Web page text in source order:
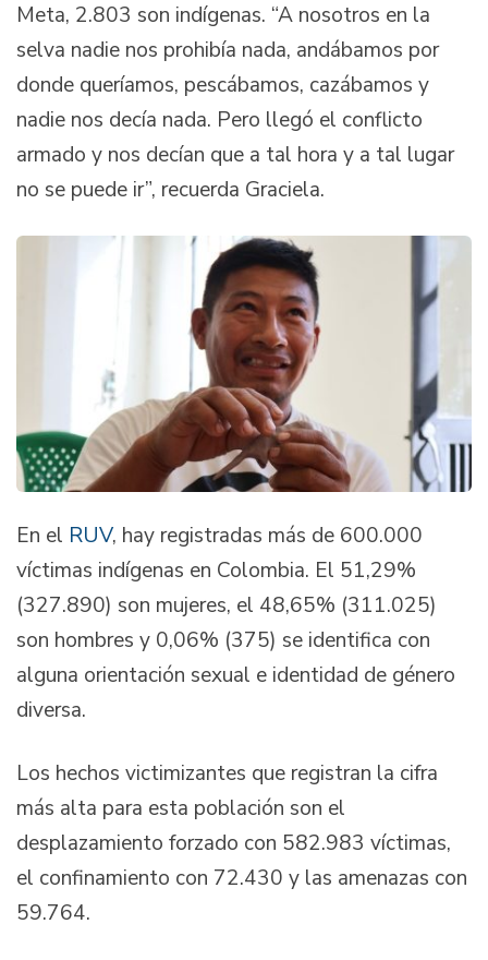
Meta, 2.803 son indígenas. “A nosotros en la
selva nadie nos prohibía nada, andábamos por
donde queríamos, pescábamos, cazábamos y
nadie nos decía nada. Pero llegó el conflicto
armado y nos decían que a tal hora y a tal lugar
no se puede ir”, recuerda Graciela.
En el RUV, hay registradas más de 600.000
víctimas indígenas en Colombia. El 51,29%
(327.890) son mujeres, el 48,65% (311.025)
son hombres y 0,06% (375) se identifica con
alguna orientación sexual e identidad de género
diversa.
Los hechos victimizantes que registran la cifra
más alta para esta población son el
desplazamiento forzado con 582.983 víctimas,
el confinamiento con 72.430 y las amenazas con
59.764.